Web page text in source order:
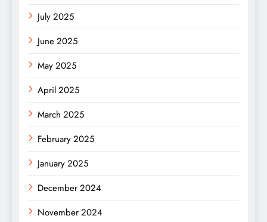
July 2025
June 2025
May 2025
April 2025
March 2025
February 2025
January 2025
December 2024
November 2024